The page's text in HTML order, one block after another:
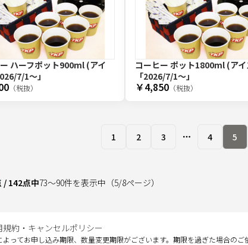
ハーフポット900ml (アイ
7/1〜」
（税抜）
コーヒー ポット1800ml (アイ
「2026/7/1〜」
￥4,850 （税抜）
1 2 3 More pages
4 5
/ 142点中73～90件を表示中 （5/8ページ）
規約・キャンセルポリシー
ってお申し込み期限、数量変更期限がございます。期限を過ぎた場合のご